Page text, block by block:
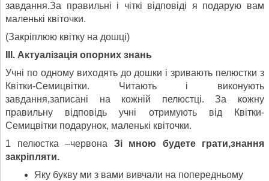
завдання.За правильні і чіткі відповіді я подарую вам
маленькі квіточки.
(Закріплюю квітку на дошці)
. Актуалізація опорних знань
Учні по одному виходять до дошки і зривають пелюстки з
Квітки-Семицвітки. Читають і виконують
завдання,записані на кожній пелюстці. За кожну
правильну відповідь учні отримують від Квітки-
Семицвітки подарунок, маленькі квіточки.
1 пелюстка –червона Зі мною будете грати,знання
закріпляти.
Яку букву ми з вами вивчали на попередньому